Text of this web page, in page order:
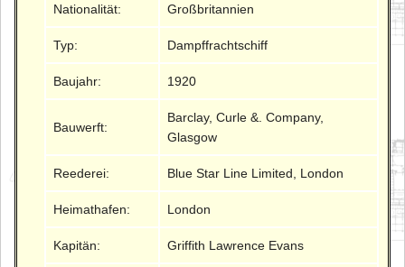
Nationalität: Großbritannien
Typ: Dampffrachtschiff
Baujahr: 1920
Bauwerft:
Barclay, Curle &. Company,
Glasgow
Reederei: Blue Star Line Limited, London
Heimathafen: London
Kapitän: Griffith Lawrence Evans